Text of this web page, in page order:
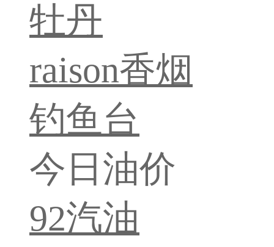
牡丹
raison香烟
钓鱼台
今日油价
92汽油